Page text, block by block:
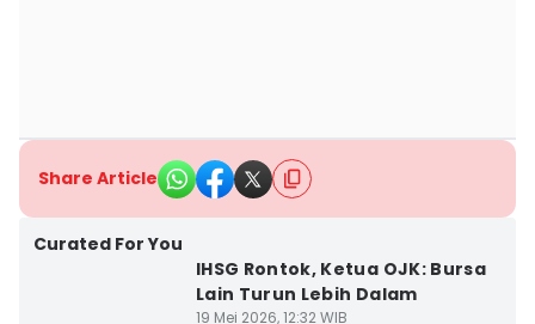
Share Article
Curated For You
IHSG Rontok, Ketua OJK: Bursa
Lain Turun Lebih Dalam
19 Mei 2026, 12:32 WIB